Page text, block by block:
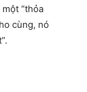
“thỏa
cùng, nó